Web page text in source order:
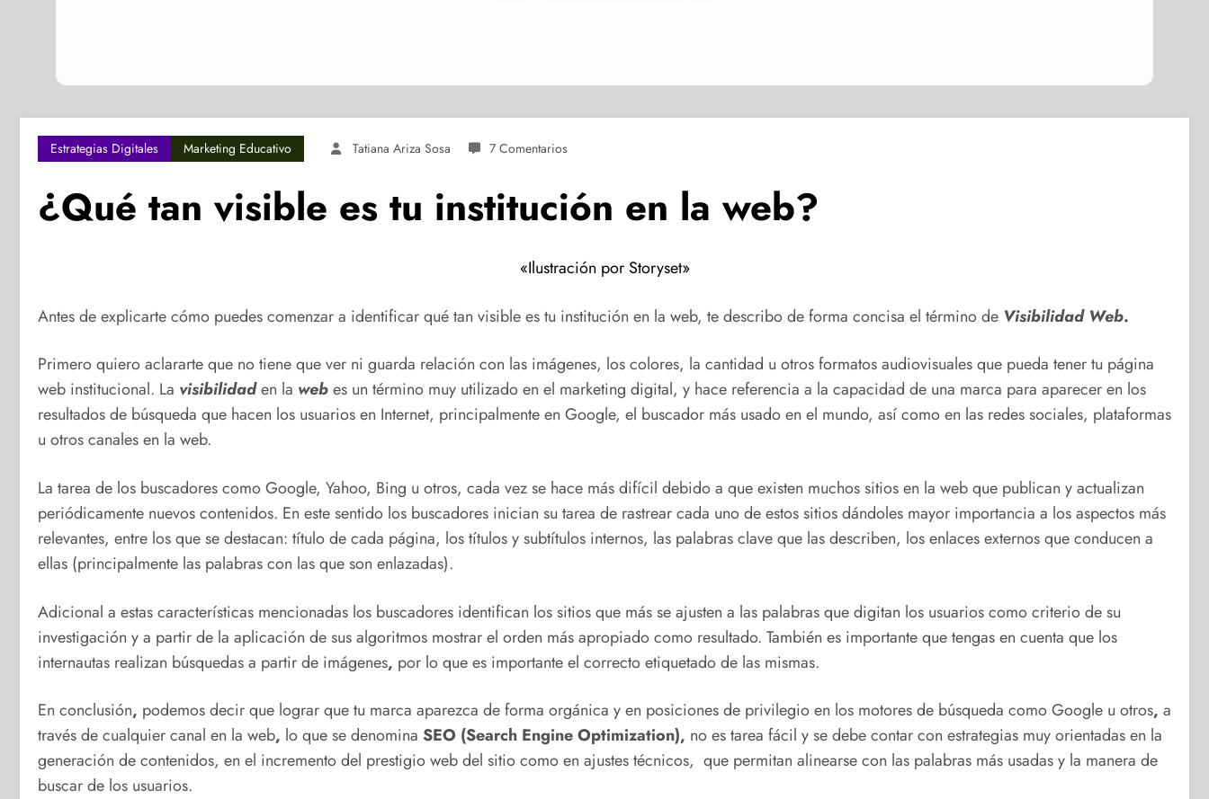
Estrategias Digitales Marketing Educativo Tatiana Ariza Sosa 7 Comentarios
¿Qué tan visible es tu institución en la web?
«Ilustración por Storyset»
Antes de explicarte cómo puedes comenzar a identificar qué tan visible es tu institución en la web, te describo de forma concisa el término de Visibilidad Web.
Primero quiero aclararte que no tiene que ver ni guarda relación con las imágenes, los colores, la cantidad u otros formatos audiovisuales que pueda tener tu página
web institucional. La visibilidaden la webes un término muy utilizado en el marketing digital, y hace referencia a la capacidad de una marca para aparecer en los
resultados de búsqueda que hacen los usuarios en Internet, principalmente en Google, el buscador más usado en el mundo, así como en las redes sociales, plataformas
u otros canales en la web.
La tarea de los buscadores como Google, Yahoo, Bing u otros, cada vez se hace más difícil debido a que existen muchos sitios en la web que publican y actualizan
periódicamente nuevos contenidos. En este sentido los buscadores inician su tarea de rastrear cada uno de estos sitios dándoles mayor importancia a los aspectos más
relevantes, entre los que se destacan: título de cada página, los títulos y subtítulos internos, las palabras clave que las describen, los enlaces externos que conducen a
ellas (principalmente las palabras con las que son enlazadas).
Adicional a estas características mencionadas los buscadores identifican los sitios que más se ajusten a las palabras que digitan los usuarios como criterio de su
investigación y a partir de la aplicación de sus algoritmos mostrar el orden más apropiado como resultado. También es importante que tengas en cuenta que los
internautas realizan búsquedas a partir de imágenes, por lo que es importante el correcto etiquetado de las mismas.
En conclusión, podemos decir que lograr que tu marca aparezca de forma orgánica y en posiciones de privilegio en los motores de búsqueda como Google u otros, a
través de cualquier canal en la web, lo que se denomina SEO (Search Engine Optimization), no es tarea fácil y se debe contar con estrategias muy orientadas en la
generación de contenidos, en el incremento del prestigio web del sitio como en ajustes técnicos, que permitan alinearse con las palabras más usadas y la manera de
buscar de los usuarios.